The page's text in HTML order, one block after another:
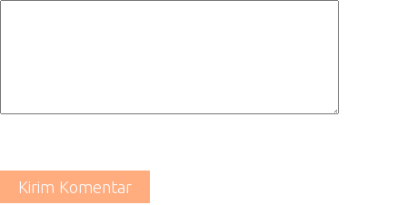
Kirim Komentar